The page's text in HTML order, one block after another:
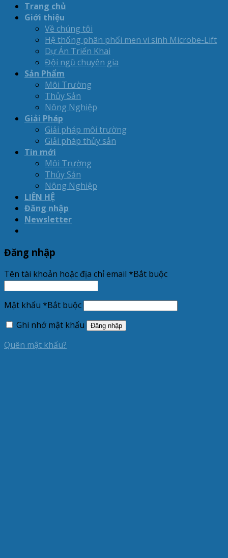
Trang chủ
Giới thiệu
Về chúng tôi
Hệ thống phân phối men vi sinh Microbe-Lift
Dự Án Triển Khai
Đội ngũ chuyên gia
Sản Phẩm
Môi Trường
Thủy Sản
Nông Nghiệp
Giải Pháp
Giải pháp môi trường
Giải pháp thủy sản
Tin mới
Môi Trường
Thủy Sản
Nông Nghiệp
LIÊN HỆ
Đăng nhập
Newsletter
Đăng nhập
Tên tài khoản hoặc địa chỉ email *Bắt buộc
Mật khẩu *Bắt buộc
Ghi nhớ mật khẩu
Đăng nhập
Quên mật khẩu?